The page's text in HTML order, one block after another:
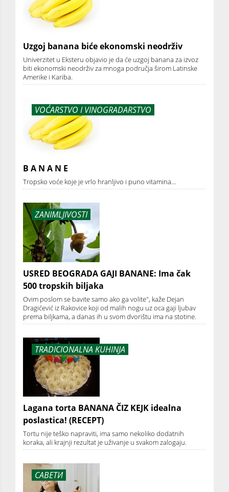
Uzgoj banana biće ekonomski neodrživ
Univerzitet u Eksteru objavio je da će uzgoj banana za izvoz
biti ekonomski neodrživ za mnoga područja širom Latinske
Amerike i Kariba.
VOĆARSTVO I VINOGRADARSTVO
B A N A N E
Tropsko voće koje je vrlo hranljivo i puno vitamina...
ZANIMLJIVOSTI
USRED BEOGRADA GAJI BANANE: Ima čak
500 tropskih biljaka
Ovim poslom se bavite samo ako ga volite", kaže Dejan
Dragićević iz Rakovice koji od malih nogu uz oca gaji ljubav
prema biljkama, a danas ih u svom dvorištu ima na stotine.
TRADICIONALNA KUHINJA
Lagana torta BANANA ČIZ KEJK idealna
poslastica! (RECEPT)
Tortu nije teško napraviti, ima samo nekoliko dodatnih
koraka, ali krajnji rezultat je uživanje u svakom zalogaju.
САВЕТИ